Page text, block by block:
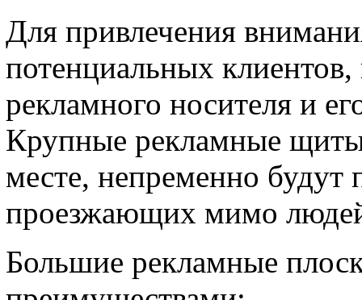
Для привлечения
потенциальных
рекламного носителя и
Крупные рекламные
месте, непременно будут
проезжающих мимо
Большие рекламные